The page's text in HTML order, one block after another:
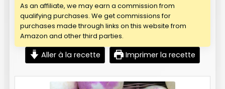
As an affiliate, we may earn a commission from
qualifying purchases. We get commissions for
purchases made through links on this website from
Amazon and other third parties.
Aller à la recette Imprimer la recette